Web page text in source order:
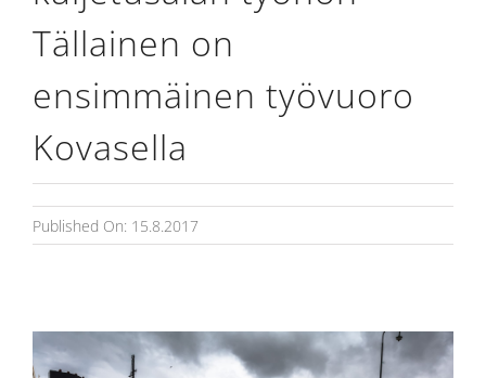
Tällainen on
ensimmäinen työvuoro
Kovasella
Published On: 15.8.2017